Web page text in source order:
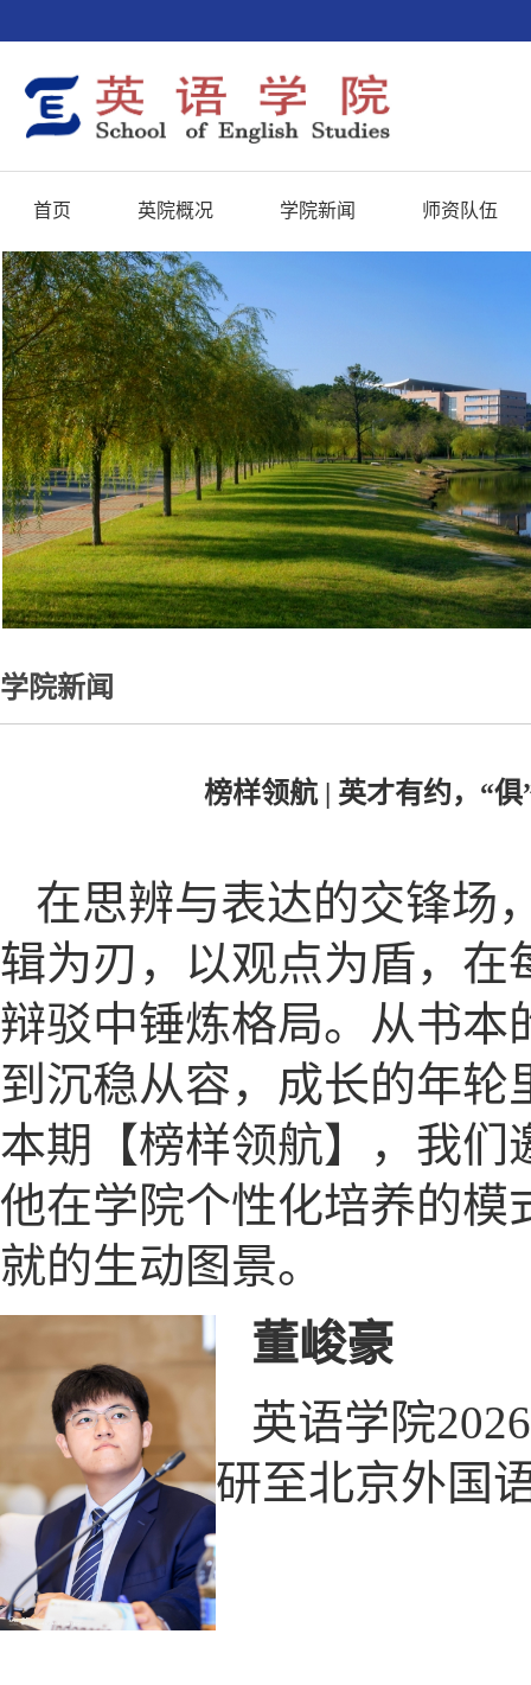
首页 英院概况 学院新闻 师资队伍
学院新闻
榜样领航 | 英才有约，“
在思辨与表达的交锋场
辑为刃，以观点为盾，在
辩驳中锤炼格局。从书本
到沉稳从容，成长的年
本期【榜样领航】，我们
他在学院个性化培养的模
就的生动图景。
董峻豪
英语学院
研至北京外国